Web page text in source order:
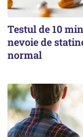
Testul de 10
nevoie de
normal